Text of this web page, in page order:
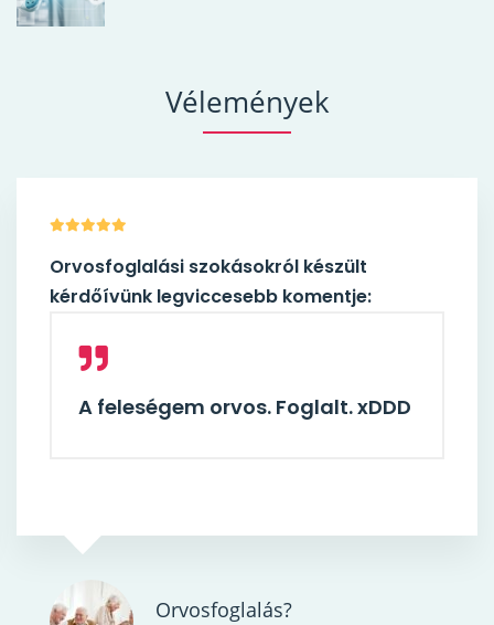
Vélemények
Orvosfoglalási szokásokról készült
kérdőívünk legviccesebb komentje:
A feleségem orvos. Foglalt. xDDD
Orvosfoglalás?